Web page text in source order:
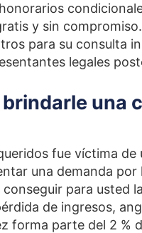
y sin
para su consulta
legales
una
fue víctima
una demanda
para usted
de ingresos,
forma parte del 2 %